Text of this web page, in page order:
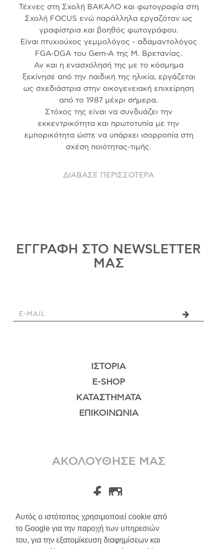
Αυτός ο ιστότοπος χρησιμοποιεί cookie από
το Google για την παροχή των υπηρεσιών
του, για την εξατομίκευση διαφημίσεων και
Τέχνες στη Σχολή ΒΑΚΑΛΟ και φωτογραφία στη
Σχολή FOCUS ενώ παράλληλα εργαζόταν ως
γραφίστρια και βοηθός φωτογράφου.
Είναι πτυχιούχος γεμμολόγος - αδαμαντολόγος
FGA-DGA του Gem-A της Μ. Βρετανίας.
Αν και η ενασχόλησή της με το κόσμημα
ξεκίνησε από την παιδική της ηλικία, εργάζεται
ως σχεδιάστρια στην οικογενειακή επιχείρηση
από το 1987 μέχρι σήμερα.
Στόχος της είναι να συνδυάζει την
εκκεντρικότητα και πρωτοτυπία με την
εμπορικότητα ώστε να υπάρχει ισορροπία στη
σχέση ποιότητας-τιμής.
ΔΙΑΒΑΣΕ ΠΕΡΙΣΣΟΤΕΡΑ
ΕΓΓΡΑΦΗ ΣΤΟ NEWSLETTER
ΜΑΣ
ΙΣΤΟΡΊΑ
E-SHOP
ΚΑΤΑΣΤΉΜΑΤΑ
ΕΠΙΚΟΙΝΩΝΊΑ
ΑΚΟΛΟΥΘΗΣΕ ΜΑΣ
A.Leondarakis 2026